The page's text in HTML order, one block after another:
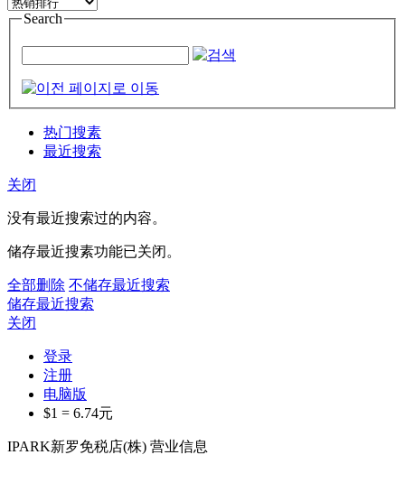
Search
热门搜素
最近搜索
关闭
没有最近搜索过的内容。
储存最近搜素功能已关闭。
全部删除 不储存最近搜索
储存最近搜索
关闭
登录
注册
电脑版
$1 = 6.74元
IPARK新罗免税店(株) 营业信息